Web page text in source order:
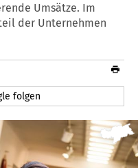
Umsätze. Im
der Unternehmen
folgen